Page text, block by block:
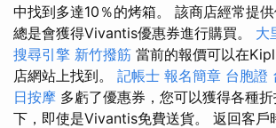
中找到多達10％的烤箱。 該商店經常提
總是會獲得Vivantis優惠券進行購買。 大
搜尋引擎 新竹撥筋 當前的報價可以在
店網站上找到。 記帳士 報名簡章 台胞證
日按摩 多虧了優惠券，您可以獲得各種
下，即使是Vivantis免費送貨。 返回客戶